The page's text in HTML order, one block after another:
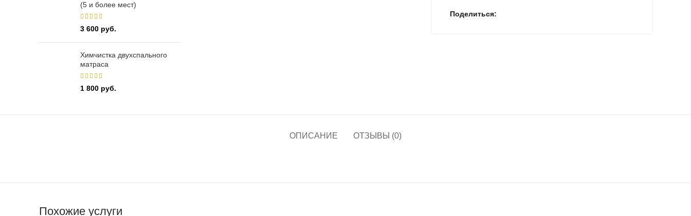
Поделиться
(5 и более мест)
3 600 руб.
Химчистка двухспального
матраса
1 800 руб.
ОПИСАНИЕ ОТЗЫВЫ (0)
Похожие услуги